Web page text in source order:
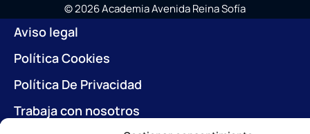
Aviso legal
Política Cookies
Política De Privacidad
Trabaja con nosotros
© 2026 Academia Avenida Reina Sofía
Desarrollado con ♥ porCarlos Corralen colaboración con